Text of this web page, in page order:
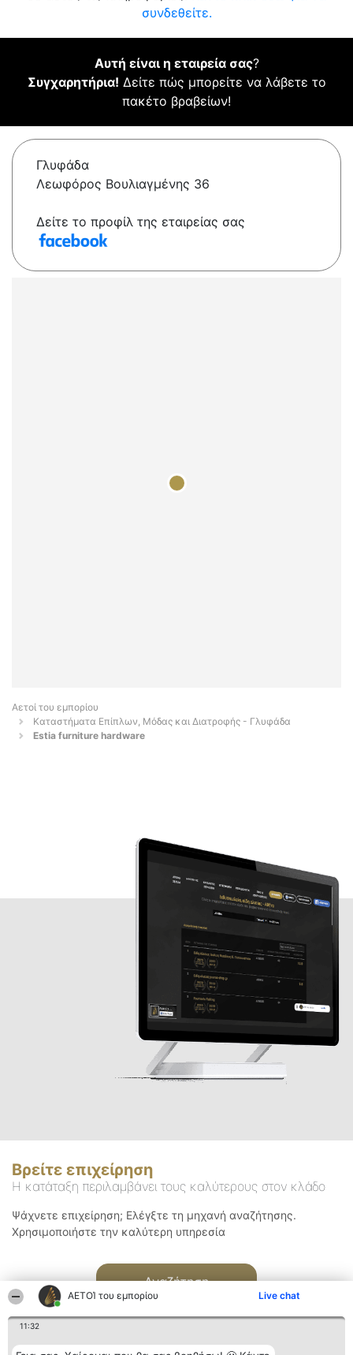
ΑΕΤΟΊ του εμπορίου Live chat
11:32
συνδεθείτε.
Αυτή είναι η εταιρεία σας?
Συγχαρητήρια! Δείτε πώς μπορείτε να λάβετε το
πακέτο βραβείων!
Γλυφάδα
Λεωφόρος Βουλιαγμένης 36
Δείτε το προφίλ της εταιρείας σας
Αετοί του εμπορίου
Καταστήματα Επίπλων, Μόδας και Διατροφής - Γλυφάδα
Estia furniture hardware
Βρείτε επιχείρηση
Η κατάταξη περιλαμβάνει τους καλύτερους στον κλάδο
Ψάχνετε επιχείρηση; Ελέγξτε τη μηχανή αναζήτησης.
Χρησιμοποιήστε την καλύτερη υπηρεσία
Αναζήτηση